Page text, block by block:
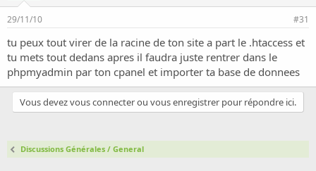
29/11/10 #31
tu peux tout virer de la racine de ton site a part le .htaccess et
tu mets tout dedans apres il faudra juste rentrer dans le
phpmyadmin par ton cpanel et importer ta base de donnees
Vous devez vous connecter ou vous enregistrer pour répondre ici.
Discussions Générales / General